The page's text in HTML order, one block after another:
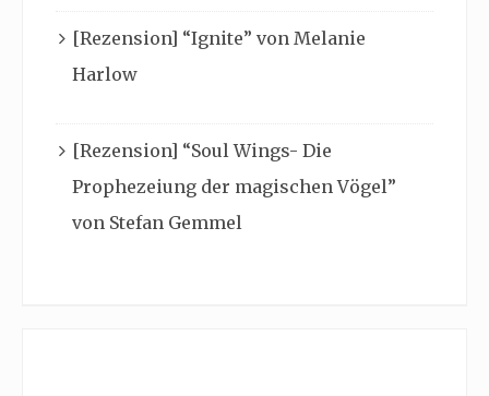
[Rezension] “Ignite” von Melanie
Harlow
[Rezension] “Soul Wings- Die
Prophezeiung der magischen Vögel”
von Stefan Gemmel